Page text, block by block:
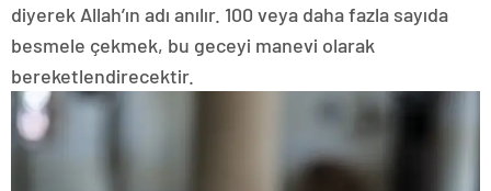
diyerek Allah’ın adı anılır. 100 veya daha fazla sayıda
besmele çekmek, bu geceyi manevi olarak
bereketlendirecektir.